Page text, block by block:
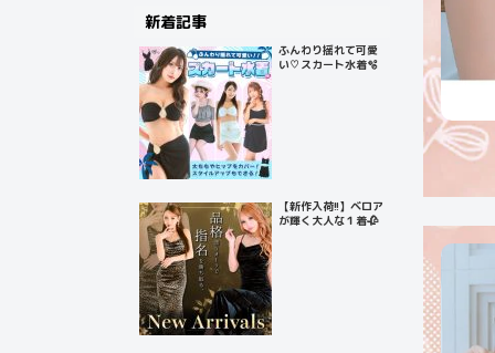
新着記事
ふんわり揺れて可愛
い♡スカート水着🫧
【新作入荷!!】ベロア
が輝く大人な１着🥀